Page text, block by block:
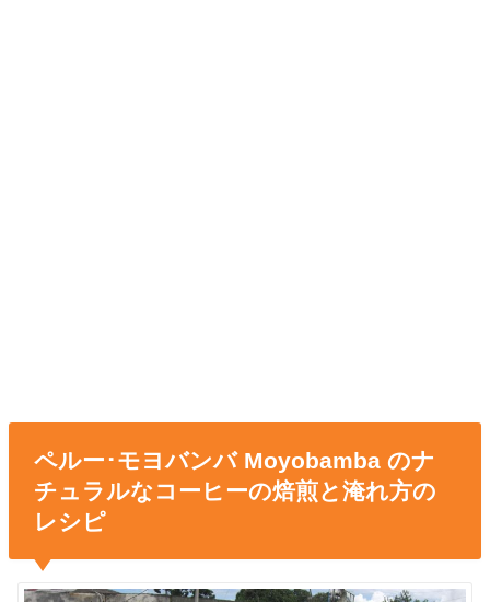
ペルー･モヨバンバ Moyobamba のナ
チュラルなコーヒーの焙煎と淹れ方の
レシピ